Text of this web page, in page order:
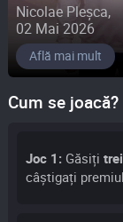
Nicolae Pleșca,
02 Mai 2026
Află mai mult
Cum se joacă?
Joc 1: Găsiți
câștigați